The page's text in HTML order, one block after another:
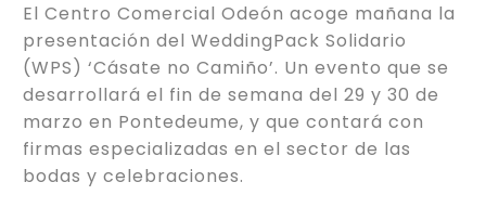
El Centro Comercial Odeón acoge mañana la
presentación del WeddingPack Solidario
(WPS) ‘Cásate no Camiño’. Un evento que se
desarrollará el fin de semana del 29 y 30 de
marzo en Pontedeume, y que contará con
firmas especializadas en el sector de las
bodas y celebraciones.